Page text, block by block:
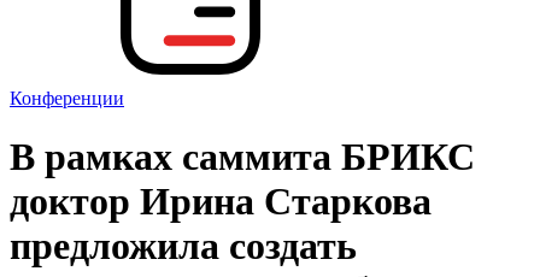
Конференции
В рамках саммита БРИКС
доктор Ирина Старкова
предложила создать